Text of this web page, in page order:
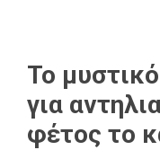
Το
για
φέτος το